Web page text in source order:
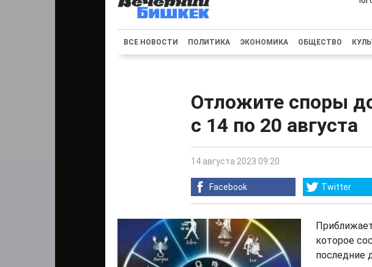
ВСЕ НОВОСТИ ПОЛИТИКА ЭКОНОМИКА ОБЩЕСТВО
Отложите споры
с 14 по 20 августа
14 августа 2023 09:20
Facebook Twitter
которое
последние